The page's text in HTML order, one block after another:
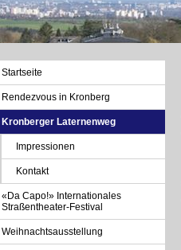
Navigation
überspringen
Startseite
Rendezvous in Kronberg
Kronberger Laternenweg
Impressionen
Kontakt
«Da Capo!» Internationales
Straßentheater-Festival
Weihnachtsausstellung